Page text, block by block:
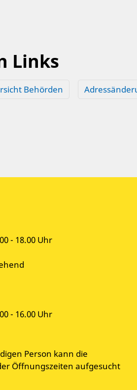
Links
Behörden
- 18.00 Uhr
- 16.00 Uhr
Person kann die
Öffnungszeiten aufgesucht